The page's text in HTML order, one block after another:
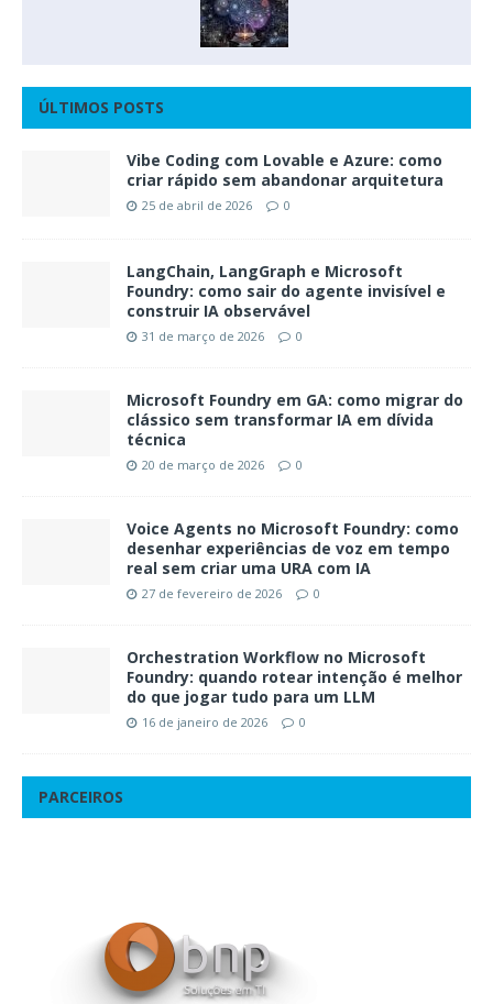
ÚLTIMOS POSTS
Vibe Coding com Lovable e Azure: como
criar rápido sem abandonar arquitetura
25 de abril de 2026 0
LangChain, LangGraph e Microsoft
Foundry: como sair do agente invisível e
construir IA observável
31 de março de 2026 0
Microsoft Foundry em GA: como migrar do
clássico sem transformar IA em dívida
técnica
20 de março de 2026 0
Voice Agents no Microsoft Foundry: como
desenhar experiências de voz em tempo
real sem criar uma URA com IA
27 de fevereiro de 2026 0
Orchestration Workflow no Microsoft
Foundry: quando rotear intenção é melhor
do que jogar tudo para um LLM
16 de janeiro de 2026 0
PARCEIROS